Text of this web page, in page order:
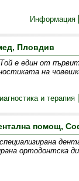
Информация
Пловдив
е един от
на
и терапия
помощ,
ортодонтска